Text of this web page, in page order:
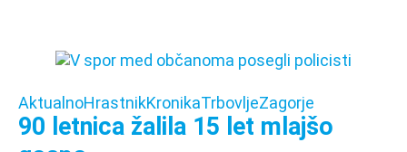
AktualnoHrastnikKronikaTrbovljeZagorje
90 letnica žalila 15 let mlajšo